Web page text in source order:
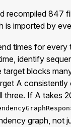
recompiled 847
is imported by
times for
identify
blocks
A
three. If A takes
graph, not